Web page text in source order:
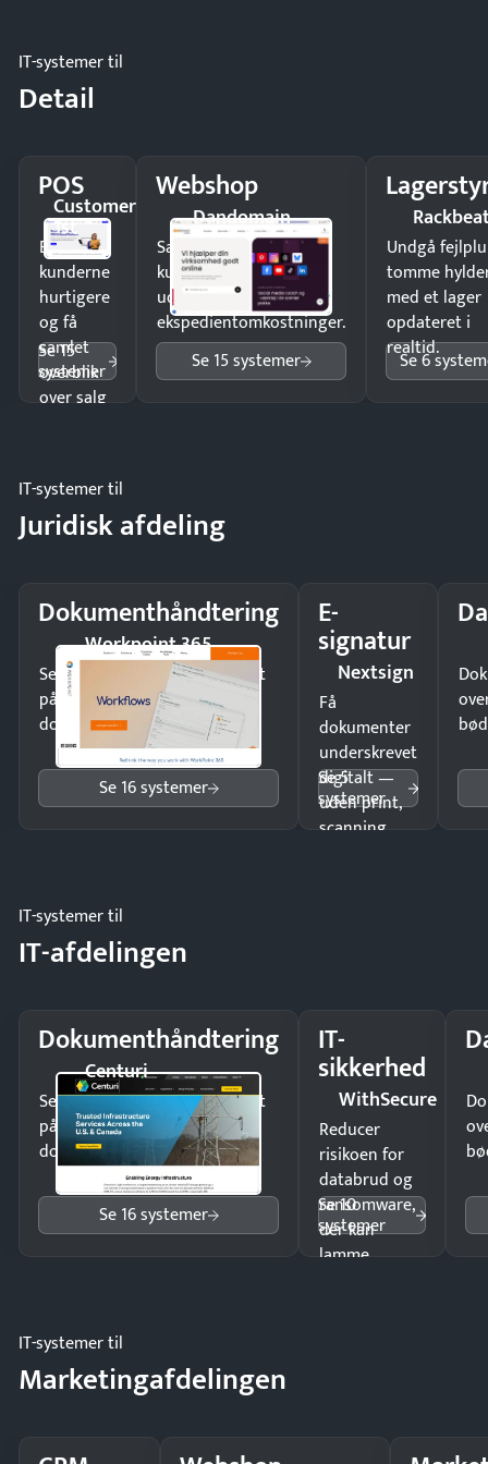
IT-systemer til
Detail
POS
Customer
1st
Ekspedér
kunderne
hurtigere
og få
samlet
overblik
over salg
Se 15
systemer
Webshop
Dandomain
Sælg produkter 24/7 til
kunder i hele landet
uden
ekspedientomkostninger.
Se 15 systemer
Undgå
tomme
med et lager
opdateret i
realtid.
Se 6
IT-systemer til
Juridisk afdeling
Dokumenthåndtering
Workpoint 365
Send kontrakter til underskrift
på minutter og mist ingen
dokumenter.
Se 16 systemer
E-
signatur
Nextsign
Få
dokumenter
underskrevet
digitalt —
uden print,
scanning
Se 5
systemer
IT-systemer til
IT-afdelingen
Dokumenthåndtering
Centuri
Send kontrakter til underskrift
på minutter og mist ingen
dokumenter.
Se 16 systemer
IT-
sikkerhed
WithSecure
Reducer
risikoen for
databrud og
ransomware,
der kan
lamme
Se 10
systemer
IT-systemer til
Marketingafdelingen